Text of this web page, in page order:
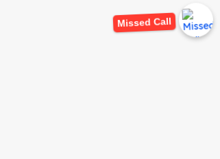
Missed Call